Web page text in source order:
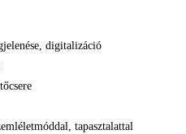
digitalizáció
tapasztalattal